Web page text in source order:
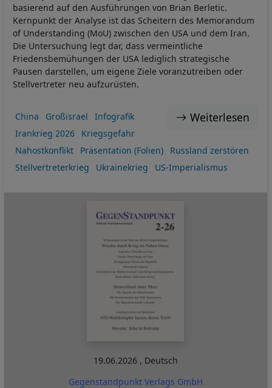
basierend auf den Ausführungen von Brian Berletic.
Kernpunkt der Analyse ist das Scheitern des Memorandum
of Understanding (MoU) zwischen den USA und dem Iran.
Die Untersuchung legt dar, dass vermeintliche
Friedensbemühungen der USA lediglich strategische
Pausen darstellen, um eigene Ziele voranzutreiben oder
Stellvertreter neu aufzurüsten.
Weiterlesen
China Großisrael
Infografik
Irankrieg 2026
Kriegsgefahr
Nahostkonflikt
Präsentation (Folien)
Russland zerstören
Stellvertreterkrieg
Ukrainekrieg US-Imperialismus
19.06.2026 , Deutsch
Gegenstandpunkt Verlags GmbH